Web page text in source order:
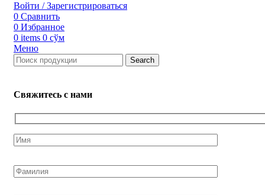
Войти / Зарегистрироваться
0 Сравнить
0 Избранное
0 items 0 сўм
Меню
Search
Свяжитесь с нами